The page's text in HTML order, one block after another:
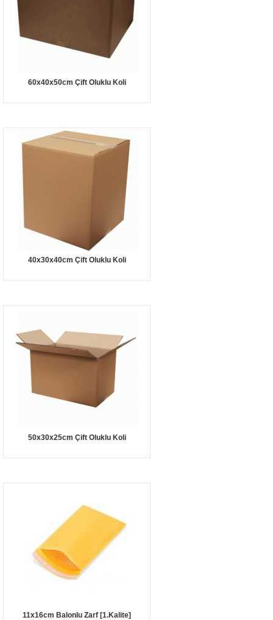
60x40x50cm Çift Oluklu Koli
40x30x40cm Çift Oluklu Koli
50x30x25cm Çift Oluklu Koli
11x16cm Balonlu Zarf [1.Kalite]